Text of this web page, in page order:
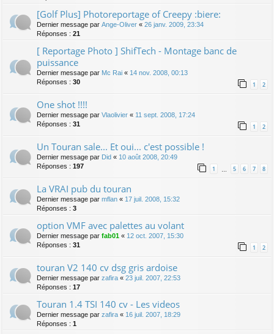
[Golf Plus] Photoreportage of Creepy :biere:
Dernier message par Ange-Oliver « 26 janv. 2009, 23:34
Réponses : 21
[ Reportage Photo ] ShifTech - Montage banc de
puissance
Dernier message par Mc Rai « 14 nov. 2008, 00:13
Réponses : 30 1 2
One shot !!!!
Dernier message par Vlaolivier « 11 sept. 2008, 17:24
Réponses : 31 1 2
Un Touran sale... Et oui... c'est possible !
Dernier message par Did « 10 août 2008, 20:49
Réponses : 197 1 … 5 6 7 8
La VRAI pub du touran
Dernier message par mflan « 17 juil. 2008, 15:32
Réponses : 3
option VMF avec palettes au volant
Dernier message par fab01 « 12 oct. 2007, 15:30
Réponses : 31 1 2
touran V2 140 cv dsg gris ardoise
Dernier message par zafira « 23 juil. 2007, 22:53
Réponses : 17
Touran 1.4 TSI 140 cv - Les videos
Dernier message par zafira « 16 juil. 2007, 18:29
Réponses : 1